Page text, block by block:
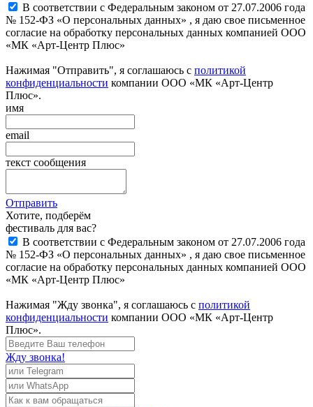
В соответствии с Федеральным законом от 27.07.2006 года
№ 152-ФЗ «О персональных данных» , я даю свое письменное
согласие на обработку персональных данных компанией ООО
«МК «Арт-Центр Плюс»
Нажимая "Отправить", я соглашаюсь с политикой
конфиденциальности компании ООО «МК «Арт-Центр
Плюс».
имя
email
текст сообщения
Отправить
Хотите, подберём
фестиваль для вас?
В соответствии с Федеральным законом от 27.07.2006 года
№ 152-ФЗ «О персональных данных» , я даю свое письменное
согласие на обработку персональных данных компанией ООО
«МК «Арт-Центр Плюс»
Нажимая "Жду звонка", я соглашаюсь с политикой
конфиденциальности компании ООО «МК «Арт-Центр
Плюс».
Жду звонка!